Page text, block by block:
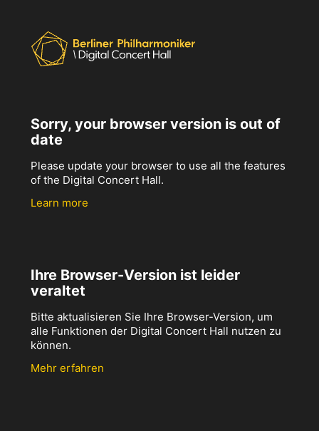
Sorry, your browser version is out of
date
Please update your browser to use all the features
of the Digital Concert Hall.
Learn more
Ihre Browser-Version ist leider
veraltet
Bitte aktualisieren Sie Ihre Browser-Version, um
alle Funktionen der Digital Concert Hall nutzen zu
können.
Mehr erfahren